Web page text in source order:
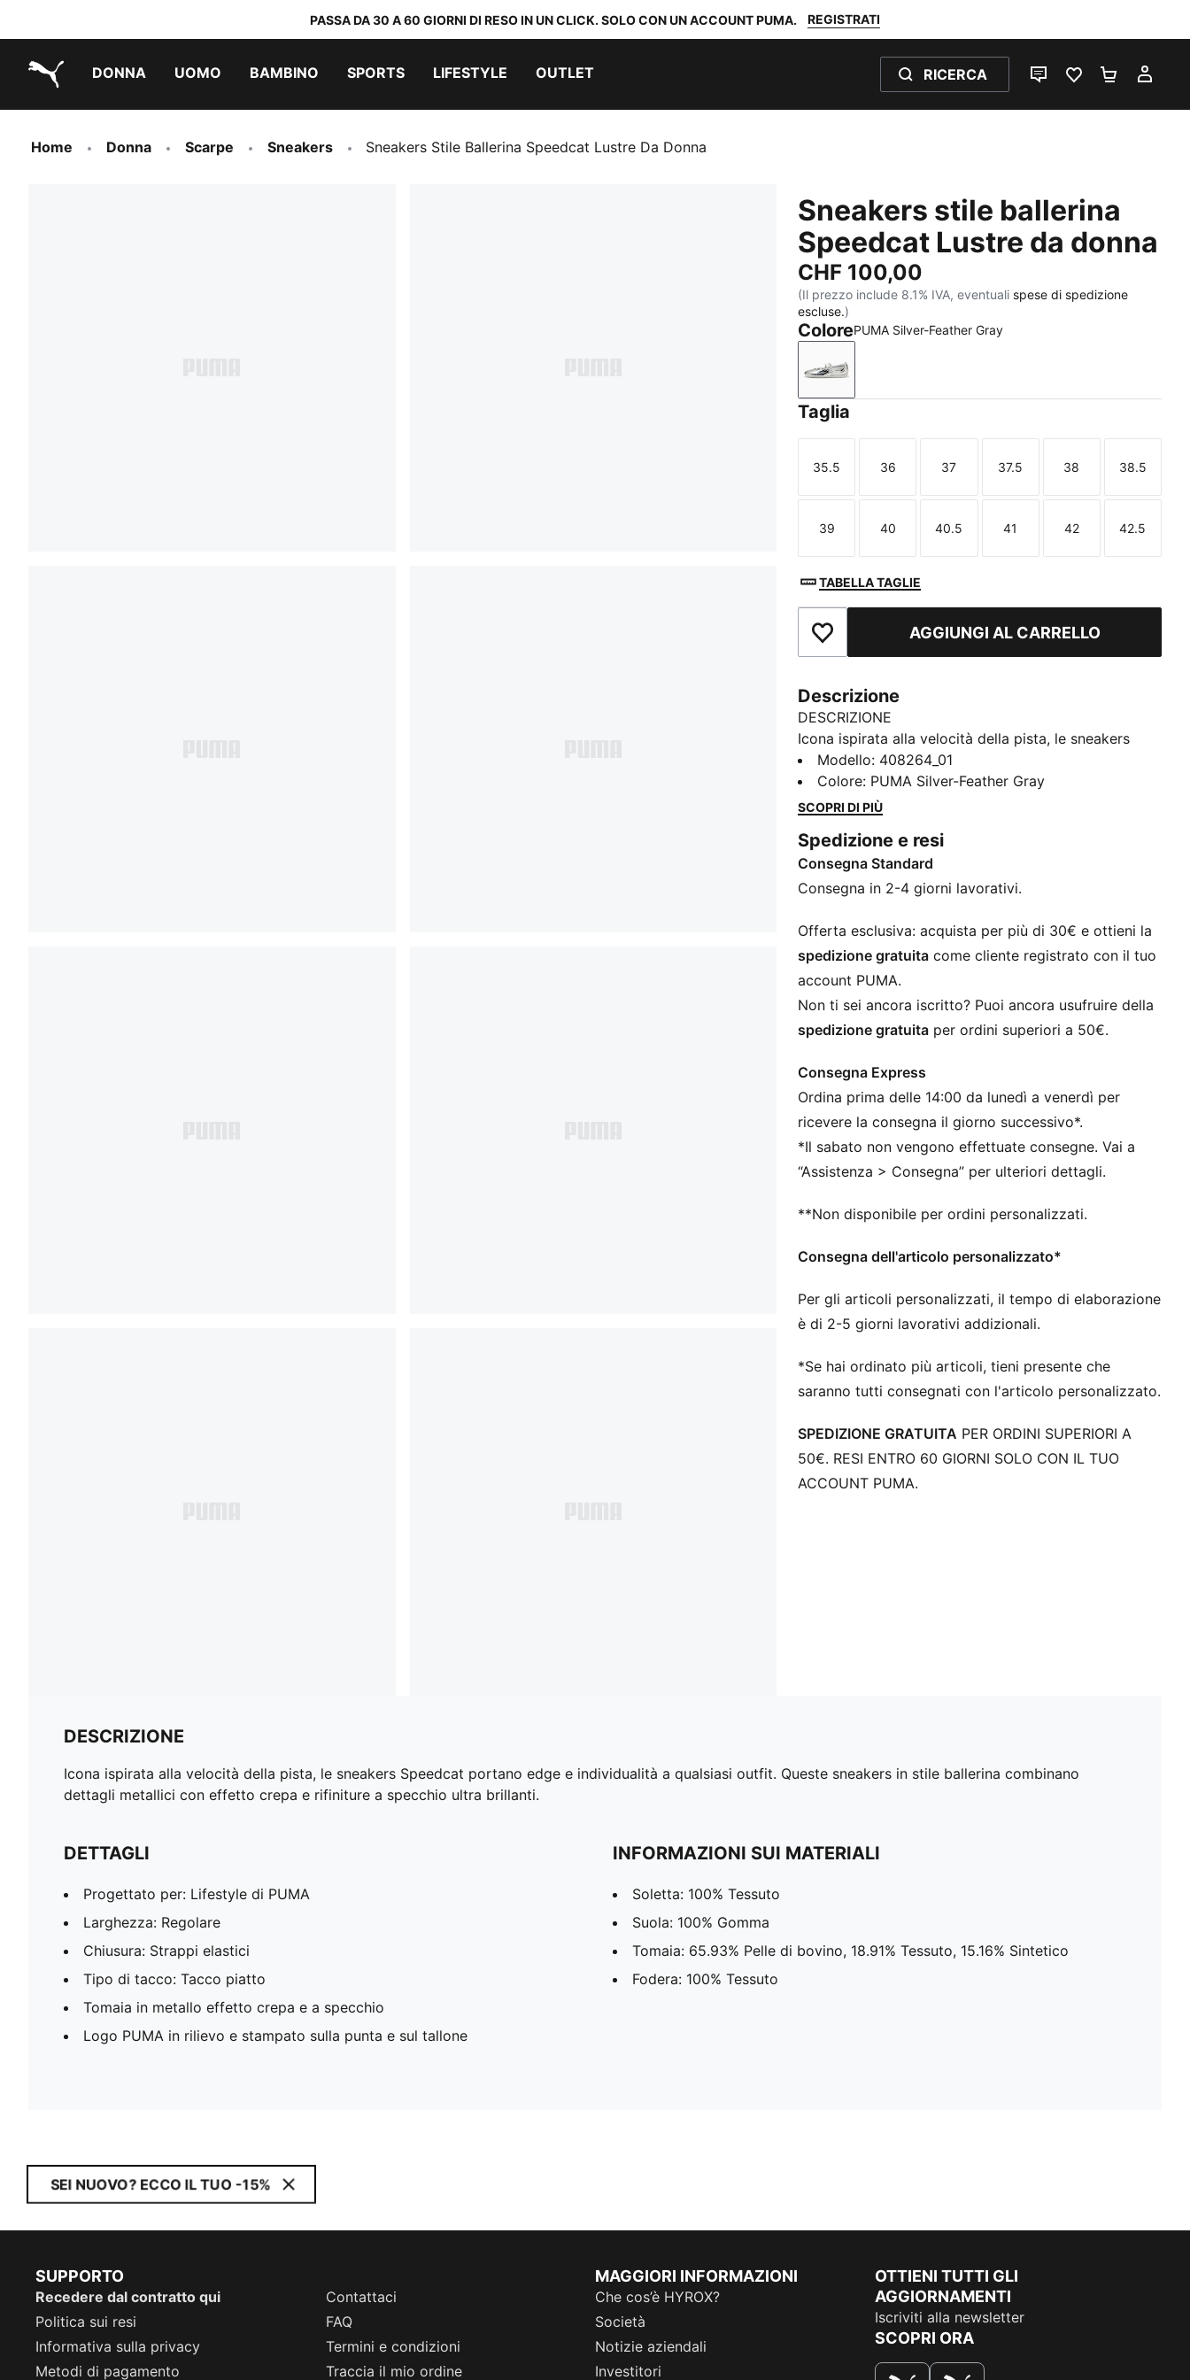
PASSA DA 30 A 60 GIORNI DI RESO IN UN CLICK. SOLO CON UN ACCOUNT PUMA. REGISTRATI
DONNA UOMO BAMBINO SPORTS LIFESTYLE OUTLET RICERCA
CHAT PREFERITI 0
Home Donna Scarpe Sneakers Sneakers Stile Ballerina Speedcat Lustre Da Donna
Sneakers stile ballerina
Speedcat Lustre da donna
CHF 100,00
(Il prezzo include 8.1% IVA, eventuali spese di spedizione
escluse.)
ColorePUMA Silver-Feather Gray
PUMA Silver-Feather Gray
Taglia
Taglia
35.5
Taglia
36
Taglia
37
Taglia
37.5
Taglia
38
Taglia
38.5
Taglia
39
Taglia
40
Taglia
40.5
Taglia
41
Taglia
42
Taglia
42.5
TABELLA TAGLIE
Aggiungi ai PreferitiAGGIUNGI AL CARRELLO
Descrizione
DESCRIZIONE
Icona ispirata alla velocità della pista, le sneakers
Speedcat portano edge e individualità a qualsiasi
outfit. Queste sneakers in stile ballerina combinano
dettagli metallici con effetto crepa e rifiniture a
DETTAGLI
Progettato per: Lifestyle di PUMA
Larghezza: Regolare
Tipo di tacco: Tacco piatto
Tomaia in metallo effetto crepa e a specchio
Logo PUMA in rilievo e stampato sulla punta e sul
Modello: 408264_01
Colore: PUMA Silver-Feather Gray
SCOPRI DI PIÙ
Spedizione e resi
Consegna Standard
Consegna in 2-4 giorni lavorativi.
Offerta esclusiva: acquista per più di 30€ e ottieni la
spedizione gratuita come cliente registrato con il tuo
account PUMA.
Non ti sei ancora iscritto? Puoi ancora usufruire della
spedizione gratuita per ordini superiori a 50€.
Consegna Express
Ordina prima delle 14:00 da lunedì a venerdì per
ricevere la consegna il giorno successivo*.
*Il sabato non vengono effettuate consegne. Vai a
“Assistenza > Consegna” per ulteriori dettagli.
**Non disponibile per ordini personalizzati.
Consegna dell'articolo personalizzato*
Per gli articoli personalizzati, il tempo di elaborazione
è di 2-5 giorni lavorativi addizionali.
*Se hai ordinato più articoli, tieni presente che
saranno tutti consegnati con l'articolo personalizzato.
SPEDIZIONE GRATUITA PER ORDINI SUPERIORI A
50€. RESI ENTRO 60 GIORNI SOLO CON IL TUO
ACCOUNT PUMA.
DESCRIZIONE
Icona ispirata alla velocità della pista, le sneakers Speedcat portano edge e individualità a qualsiasi outfit. Queste sneakers in stile ballerina combinano
dettagli metallici con effetto crepa e rifiniture a specchio ultra brillanti.
DETTAGLI
Progettato per: Lifestyle di PUMA
Larghezza: Regolare
Chiusura: Strappi elastici
Tipo di tacco: Tacco piatto
Tomaia in metallo effetto crepa e a specchio
Logo PUMA in rilievo e stampato sulla punta e sul tallone
INFORMAZIONI SUI MATERIALI
Soletta: 100% Tessuto
Suola: 100% Gomma
Tomaia: 65.93% Pelle di bovino, 18.91% Tessuto, 15.16% Sintetico
Fodera: 100% Tessuto
SEI NUOVO? ECCO IL TUO -15%
SUPPORTO
Recedere dal contratto qui
Contattaci
Politica sui resi
FAQ
Informativa sulla privacy
Termini e condizioni
Metodi di pagamento
Traccia il mio ordine
MAGGIORI INFORMAZIONI
Che cos’è HYROX?
Società
Notizie aziendali
Investitori
OTTIENI TUTTI GLI
AGGIORNAMENTI
Iscriviti alla newsletter
SCOPRI ORA